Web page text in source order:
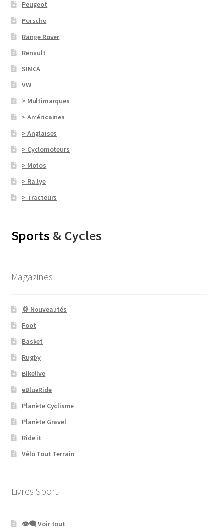
Peugeot
Porsche
Range Rover
Renault
SIMCA
VW
> Multimarques
> Américaines
> Anglaises
> Cyclomoteurs
> Motos
> Rallye
> Tracteurs
Sports & Cycles
Magazines
💢 Nouveautés
Foot
Basket
Rugby
Bikelive
eBlueRide
Planète Cyclisme
Planète Gravel
Ride it
Vélo Tout Terrain
Livres Sport
👁‍🗨 Voir tout